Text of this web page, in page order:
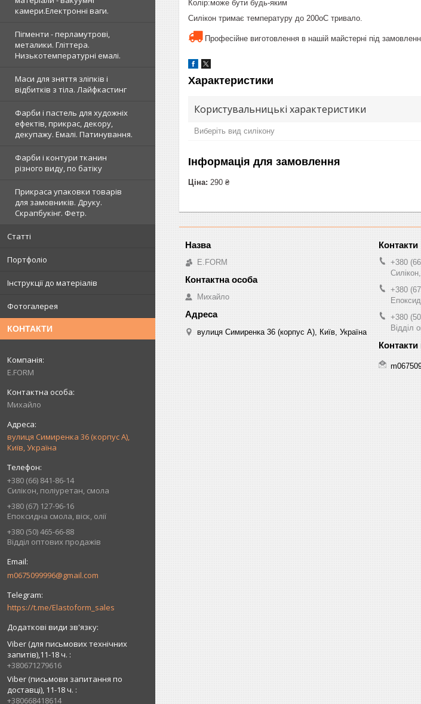
камери.Електронні ваги.
Пігменти - перламутрові,
металики. Гліттера.
Низькотемпературні емалі.
Маси для зняття зліпків і
відбитків з тіла. Лайфкастинг
Фарби і пастель для художніх
ефектів, прикрас, декору,
декупажу. Емалі. Патинування.
Фарби і контури тканин
різного виду, по батіку
Прикраса упаковки товарів
для замовників. Друку.
Скрапбукінг. Фетр.
Статті
Портфоліо
Інструкції до матеріалів
Фотогалерея
КОНТАКТИ
E.FORM
Михайло
вулиця Симиренка 36 (корпус А),
Київ, Україна
+380 (66) 841-86-14
Силікон, поліуретан, смола
+380 (67) 127-96-16
Епоксидна смола, віск, олії
+380 (50) 465-66-88
Відділ оптових продажів
m0675099996@gmail.com
https://t.me/Elastoform_sales
Viber (для письмових технічних
запитів),11-18 ч.
+380671279616
Viber (письмови запитання по
доставці), 11-18 ч.
+380668418614
Колір:може бути будь-яким
Силікон тримає температуру до 200оС тривало.
Професійне виготовлення в нашій майстерні під
Характеристики
Користувальницькі характеристики
Виберіть вид силікону
Інформація для замовлення
Ціна: 290 ₴
E.FORM
Михайло
вулиця Симиренка 36 (корпус А), Київ, Україна
+380
+380
+380
Відділ